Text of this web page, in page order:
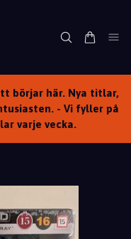
börjar här. Nya titlar,
- Vi fyller på
varje vecka.